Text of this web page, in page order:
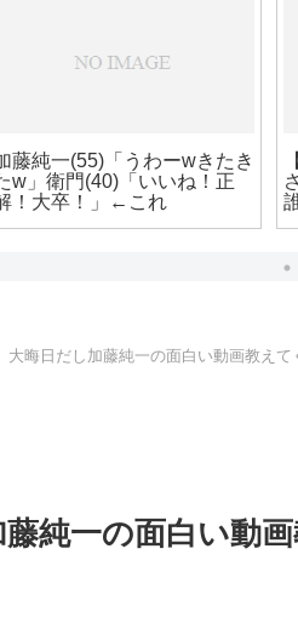
湊あくあ】超人気vtuber、
藤純一をいいねする
大晦日だし加藤純一の面白い動画教えて
藤純一の面白い動